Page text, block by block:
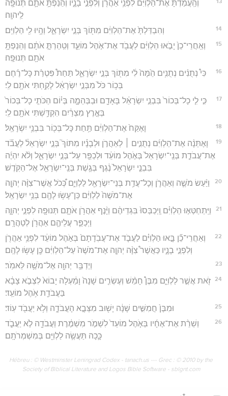
וְהַֽעֲמַדְתָּ֙ אֶת־הַלְוִיִּ֔ם לִפְנֵ֥י אַהֲרֹ֖ן וְלִפְנֵ֣י בָנָ֑יו וְהֵנַפְתָּ֥ אֹתָ֛ם תְּנוּפָ֖ה
לַֽיהוָֽה׃
14 וְהִבְדַּלְתָּ֙ אֶת־הַלְוִיִּ֔ם מִתּ֖וֹךְ בְּנֵ֣י יִשְׂרָאֵ֑ל וְהָ֥יוּ לִ֖י הַלְוִיִּֽם׃
15
וְאַֽחֲרֵי־כֵן֙ יָבֹ֣אוּ הַלְוִיִּ֔ם לַעֲבֹ֖ד אֶת־אֹ֣הֶל מוֹעֵ֑ד וְטִֽהַרְתָּ֣ אֹתָ֔ם וְהֵנַפְתָּ֥
אֹתָ֖ם תְּנוּפָֽה׃
16
כִּי֩ נְתֻנִ֨ים נְתֻנִ֥ים הֵ֙מָּה֙ לִ֔י מִתּ֖וֹךְ בְּנֵ֣י יִשְׂרָאֵ֑ל תַּחַת֩ פִּטְרַ֨ת כָּל־רֶ֜חֶם
בְּכ֥וֹר כֹּל֙ מִבְּנֵ֣י יִשְׂרָאֵ֔ל לָקַ֥חְתִּי אֹתָ֖ם לִֽי׃
17
כִּ֣י לִ֤י כָל־בְּכוֹר֙ בִּבְנֵ֣י יִשְׂרָאֵ֔ל בָּאָדָ֖ם וּבַבְּהֵמָ֑ה בְּי֗וֹם הַכֹּתִ֤י כָל־בְּכוֹר֙
בְּאֶ֣רֶץ מִצְרַ֔יִם הִקְדַּ֥שְׁתִּי אֹתָ֖ם לִֽי׃
18 וָאֶקַּח֙ אֶת־הַלְוִיִּ֔ם תַּ֥חַת כָּל־בְּכ֖וֹר בִּבְנֵ֥י יִשְׂרָאֵֽל׃
19
וָאֶתְּנָ֨ה אֶת־הַלְוִיִּ֜ם נְתֻנִ֣ים ׀ לְאַהֲרֹ֣ן וּלְבָנָ֗יו מִתּוֹךְ֮ בְּנֵ֣י יִשְׂרָאֵל֒ לַעֲבֹ֞ד
אֶת־עֲבֹדַ֤ת בְּנֵֽי־יִשְׂרָאֵל֙ בְּאֹ֣הֶל מוֹעֵ֔ד וּלְכַפֵּ֖ר עַל־בְּנֵ֣י יִשְׂרָאֵ֑ל וְלֹ֨א יִהְיֶ֜ה
בִּבְנֵ֤י יִשְׂרָאֵל֙ נֶ֔גֶף בְּגֶ֥שֶׁת בְּנֵֽי־יִשְׂרָאֵ֖ל אֶל־הַקֹּֽדֶשׁ׃
20
וַיַּ֨עַשׂ מֹשֶׁ֧ה וְאַהֲרֹ֛ן וְכָל־עֲדַ֥ת בְּנֵי־יִשְׂרָאֵ֖ל לַלְוִיִּ֑ם כְּ֠כֹל אֲשֶׁר־צִוָּ֨ה יְהוָ֤ה
אֶת־מֹשֶׁה֙ לַלְוִיִּ֔ם כֵּן־עָשׂ֥וּ לָהֶ֖ם בְּנֵ֥י יִשְׂרָאֵֽל׃
21
וַיִּֽתְחַטְּא֣וּ הַלְוִיִּ֗ם וַֽיְכַבְּסוּ֙ בִּגְדֵיהֶ֔ם וַיָּ֨נֶף אַהֲרֹ֥ן אֹתָ֛ם תְּנוּפָ֖ה לִפְנֵ֣י יְהוָ֑ה
וַיְכַפֵּ֧ר עֲלֵיהֶ֛ם אַהֲרֹ֖ן לְטַהֲרָֽם׃
22
וְאַחֲרֵי־כֵ֞ן בָּ֣אוּ הַלְוִיִּ֗ם לַעֲבֹ֤ד אֶת־עֲבֹֽדָתָם֙ בְּאֹ֣הֶל מוֹעֵ֔ד לִפְנֵ֥י אַהֲרֹ֖ן
וְלִפְנֵ֣י בָנָ֑יו כַּאֲשֶׁר֩ צִוָּ֨ה יְהוָ֤ה אֶת־מֹשֶׁה֙ עַל־הַלְוִיִּ֔ם כֵּ֖ן עָשׂ֥וּ לָהֶֽם׃
23 וַיְדַבֵּ֥ר יְהוָ֖ה אֶל־מֹשֶׁ֥ה לֵּאמֹֽר׃
24
זֹ֖את אֲשֶׁ֣ר לַלְוִיִּ֑ם מִבֶּן֩ חָמֵ֨שׁ וְעֶשְׂרִ֤ים שָׁנָה֙ וָמַ֔עְלָה יָבוֹא֙ לִצְבֹ֣א צָבָ֔א
בַּעֲבֹדַ֖ת אֹ֥הֶל מוֹעֵֽד׃
25 וּמִבֶּן֙ חֲמִשִּׁ֣ים שָׁנָ֔ה יָשׁ֖וּב מִצְּבָ֣א הָעֲבֹדָ֑ה וְלֹ֥א יַעֲבֹ֖ד עֽוֹד׃
26
וְשֵׁרֵ֨ת אֶת־אֶחָ֜יו בְּאֹ֤הֶל מוֹעֵד֙ לִשְׁמֹ֣ר מִשְׁמֶ֔רֶת וַעֲבֹדָ֖ה לֹ֣א יַעֲבֹ֑ד
כָּ֛כָה תַּעֲשֶׂ֥ה לַלְוִיִּ֖ם בְּמִשְׁמְרֹתָֽם׃
Hébreu : © Westminster Leningrad Codex - tanach.us --- Grec : © 2010 by the
Society of Biblical Literature and Logos Bible Software - sblgnt.com